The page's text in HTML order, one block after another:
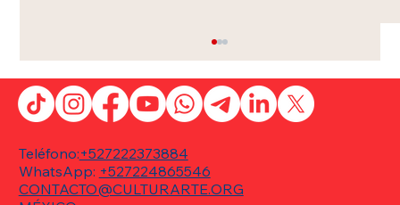
Teléfono:+527222373884
WhatsApp: +527224865546
CONTACTO@CULTURARTE.ORG